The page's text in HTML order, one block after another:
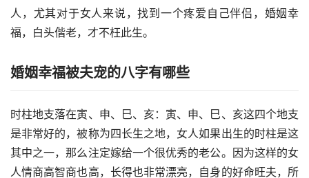
人，尤其对于女人来说，找到一个疼爱自己伴侣，婚姻幸
福，白头偕老，才不枉此生。
婚姻幸福被夫宠的八字有哪些
时柱地支落在寅、申、巳、亥：寅、申、巳、亥这四个地支
是非常好的，被称为四长生之地，女人如果出生的时柱是这
其中之一，那么注定嫁给一个很优秀的老公。因为这样的女
人情商高智商也高，长得也非常漂亮，自身的好命旺夫，所